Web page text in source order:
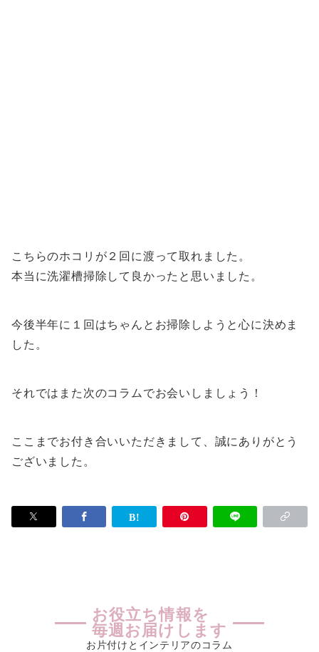
こちらのホコリが２回に渡って取れました。
本当に洗濯槽掃除して良かったと思いました。
今後半年に１回はちゃんとお掃除しようと心に決めま
した。
それではまた次のコラムでお会いしましょう！
ここまでお付き合いいただきまして、誠にありがとう
ございました。
お役立ち情報を
毎週お届けします
お片付けとインテリアのコラム